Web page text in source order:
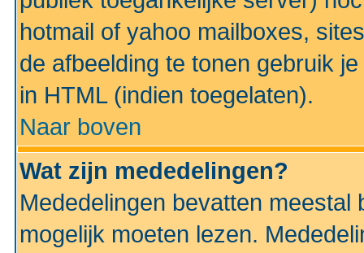
hotmail of yahoo mailboxes,
de afbeelding te tonen gebruik
in HTML (indien toegelaten).
Naar boven
Wat zijn mededelingen?
Mededelingen bevatten
mogelijk moeten lezen.